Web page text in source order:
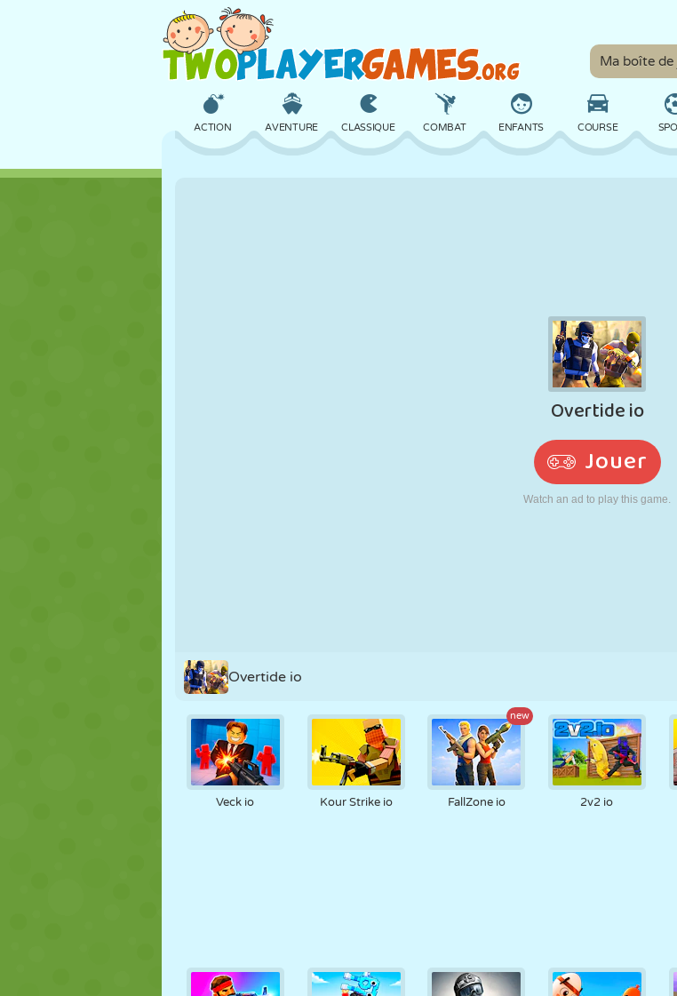
Ma boîte de
ACTION AVENTURE CLASSIQUE COMBAT ENFANTS COURSE
MONSTRE
POURSUITE
Overtide io
Veck io Kour Strike io
new
FallZone io 2v2 io